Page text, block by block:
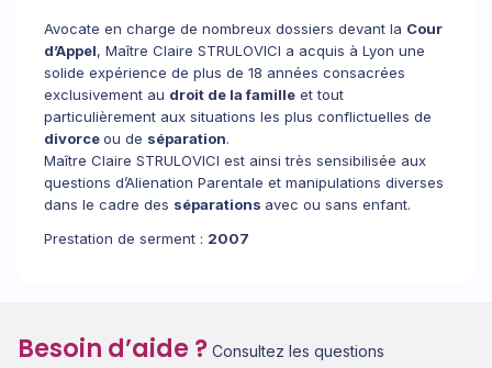
Avocate en charge de nombreux dossiers devant la Cour
d’Appel, Maître Claire STRULOVICI a acquis à Lyon une
solide expérience de plus de 18 années consacrées
exclusivement au droit de la famille et tout
particulièrement aux situations les plus conflictuelles de
divorceou de séparation.
Maître Claire STRULOVICI est ainsi très sensibilisée aux
questions d’Alienation Parentale et manipulations diverses
dans le cadre des séparations avec ou sans enfant.
Prestation de serment : 2007
Besoin d’aide ? Consultez les questions